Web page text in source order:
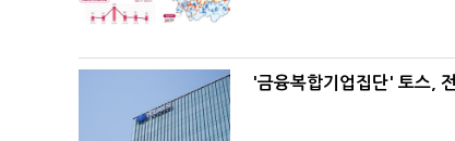
'금융복합기업집단' 토스,